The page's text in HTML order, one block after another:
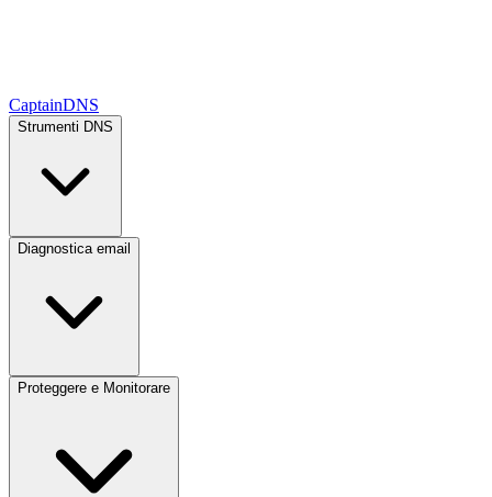
CaptainDNS
Strumenti DNS
Diagnostica email
Proteggere e Monitorare